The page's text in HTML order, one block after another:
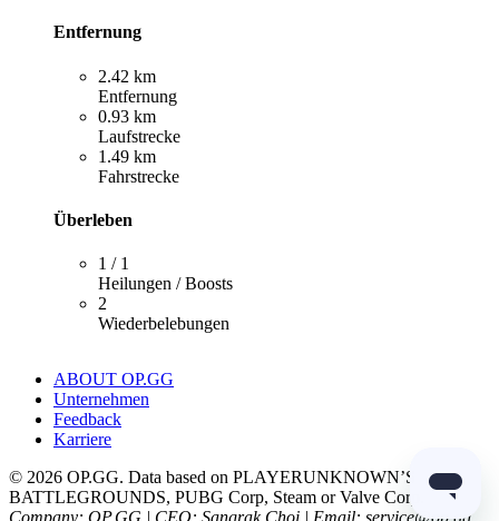
Entfernung
2.42 km
Entfernung
0.93 km
Laufstrecke
1.49 km
Fahrstrecke
Überleben
1 / 1
Heilungen / Boosts
2
Wiederbelebungen
ABOUT OP.GG
Unternehmen
Feedback
Karriere
© 2026 OP.GG. Data based on PLAYERUNKNOWN’S
BATTLEGROUNDS, PUBG Corp, Steam or Valve Corp.